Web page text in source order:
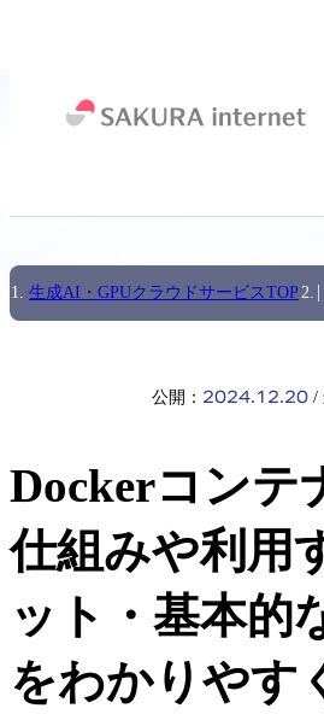
生成AI・GPUクラウドサービスTOP
公開： 2024.12.20
Dockerコンテ
仕組みや利用
ット・基本的
をわかりやす